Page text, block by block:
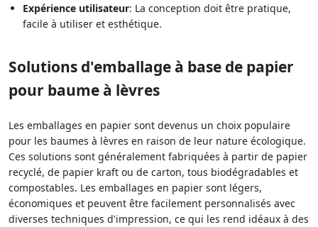
Expérience utilisateur: La conception doit être pratique,
facile à utiliser et esthétique.
Solutions d'emballage à base de papier
pour baume à lèvres
Les emballages en papier sont devenus un choix populaire
pour les baumes à lèvres en raison de leur nature écologique.
Ces solutions sont généralement fabriquées à partir de papier
recyclé, de papier kraft ou de carton, tous biodégradables et
compostables. Les emballages en papier sont légers,
économiques et peuvent être facilement personnalisés avec
diverses techniques d'impression, ce qui les rend idéaux à des